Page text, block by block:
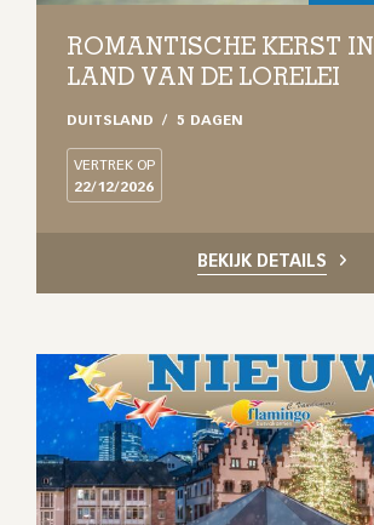
ROMANTISCHE KERST
LAND VAN DE LORELEI
DUITSLAND 5 DAGEN
VERTREK OP
22/12/2026
BEKIJK DETAILS